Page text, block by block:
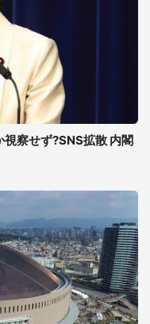
察せず?SNS拡散 内閣